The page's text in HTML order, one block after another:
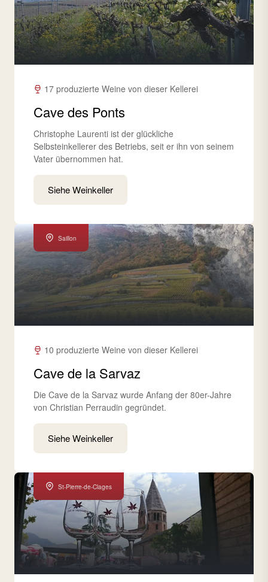
17 produzierte Weine von dieser Kellerei
Cave des Ponts
Christophe Laurenti ist der glückliche
Selbsteinkellerer des Betriebs, seit er ihn von seinem
Vater übernommen hat.
Siehe Weinkeller
Saillon
10 produzierte Weine von dieser Kellerei
Cave de la Sarvaz
Die Cave de la Sarvaz wurde Anfang der 80er-Jahre
von Christian Perraudin gegründet.
Siehe Weinkeller
St-Pierre-de-Clages